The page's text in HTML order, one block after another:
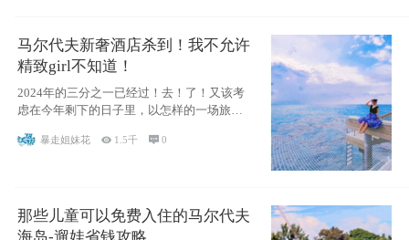
马尔代夫新奢酒店杀到！我不允许
精致girl不知道！
2024年的三分之一已经过！去！了！又该考
虑在今年剩下的日子里，以怎样的一场旅行
暴走姐妹花  1.5千 0
那些儿童可以免费入住的马尔代夫